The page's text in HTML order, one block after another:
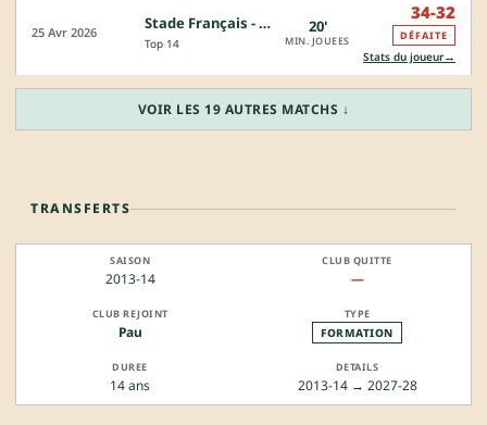
25 Avr 2026 Stade Français - Pau
Top 14
20'
MIN. JOUEES
34-32
DÉFAITE
Stats du joueur→
VOIR LES 19 AUTRES MATCHS ↓
TRANSFERTS
2013-14 —
Pau FORMATION
14 ans 2013-14 → 2027-28